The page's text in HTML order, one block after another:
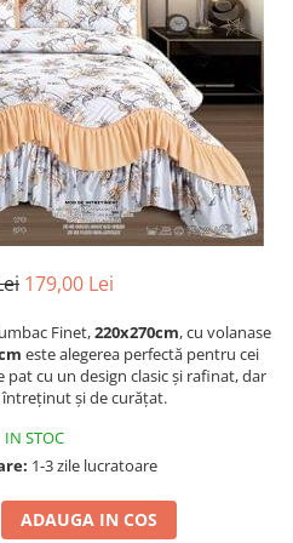
2
2
3D,
2
179,00 Lei
Finet,220x270cm, cu volanase
este alegerea perfectă pentru cei
pat cu un design clasic și rafinat, dar
și de curățat.
IN STOC
1-3 zile lucratoare
ADAUGA IN COS